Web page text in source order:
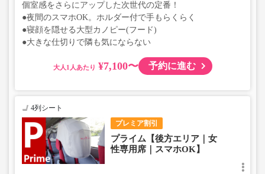
個室感をさらにアップした次世代の定番！
●夜間のスマホOK。ホルダー付で手もらくらく
●寝顔を隠せる大型カノピー(フード)
●大きな仕切りで隣も気にならない
大人 ¥7,100〜 予約に進む
プレミア割引
4列シート
プライム【後方エリア｜女
性専用席｜スマホOK】